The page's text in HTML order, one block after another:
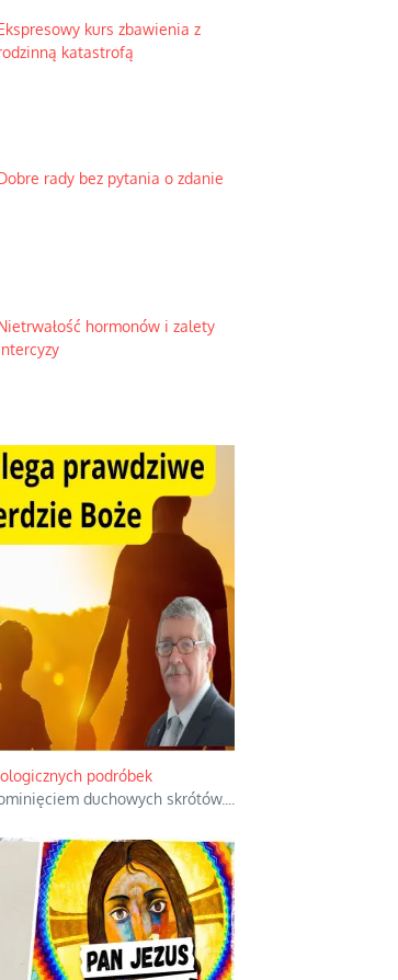
kurs zbawienia z
katastrofą
rady bez pytania o zdanie
hormonów i zalety
podróbek
duchowych skrótów.